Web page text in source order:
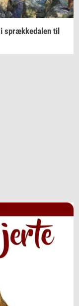
i spræk­ke­da­len til